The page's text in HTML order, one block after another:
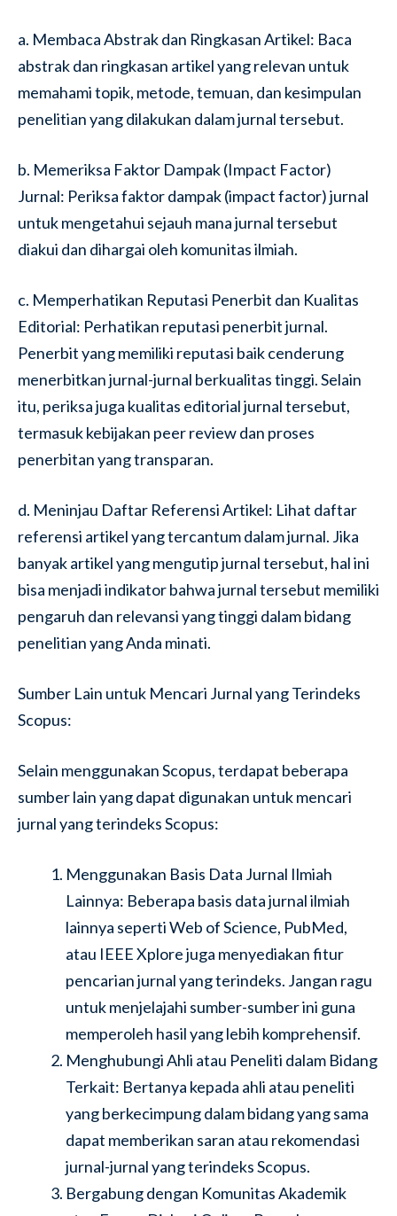
a. Membaca Abstrak dan Ringkasan Artikel: Baca
abstrak dan ringkasan artikel yang relevan untuk
memahami topik, metode, temuan, dan kesimpulan
penelitian yang dilakukan dalam jurnal tersebut.
b. Memeriksa Faktor Dampak (Impact Factor)
Jurnal: Periksa faktor dampak (impact factor) jurnal
untuk mengetahui sejauh mana jurnal tersebut
diakui dan dihargai oleh komunitas ilmiah.
c. Memperhatikan Reputasi Penerbit dan Kualitas
Editorial: Perhatikan reputasi penerbit jurnal.
Penerbit yang memiliki reputasi baik cenderung
menerbitkan jurnal-jurnal berkualitas tinggi. Selain
itu, periksa juga kualitas editorial jurnal tersebut,
termasuk kebijakan peer review dan proses
penerbitan yang transparan.
d. Meninjau Daftar Referensi Artikel: Lihat daftar
referensi artikel yang tercantum dalam jurnal. Jika
banyak artikel yang mengutip jurnal tersebut, hal ini
bisa menjadi indikator bahwa jurnal tersebut memiliki
pengaruh dan relevansi yang tinggi dalam bidang
penelitian yang Anda minati.
Sumber Lain untuk Mencari Jurnal yang Terindeks
Scopus:
Selain menggunakan Scopus, terdapat beberapa
sumber lain yang dapat digunakan untuk mencari
jurnal yang terindeks Scopus:
Menggunakan Basis Data Jurnal Ilmiah
Lainnya: Beberapa basis data jurnal ilmiah
lainnya seperti Web of Science, PubMed,
atau IEEE Xplore juga menyediakan fitur
pencarian jurnal yang terindeks. Jangan ragu
untuk menjelajahi sumber-sumber ini guna
memperoleh hasil yang lebih komprehensif.
Menghubungi Ahli atau Peneliti dalam Bidang
Terkait: Bertanya kepada ahli atau peneliti
yang berkecimpung dalam bidang yang sama
dapat memberikan saran atau rekomendasi
jurnal-jurnal yang terindeks Scopus.
Bergabung dengan Komunitas Akademik